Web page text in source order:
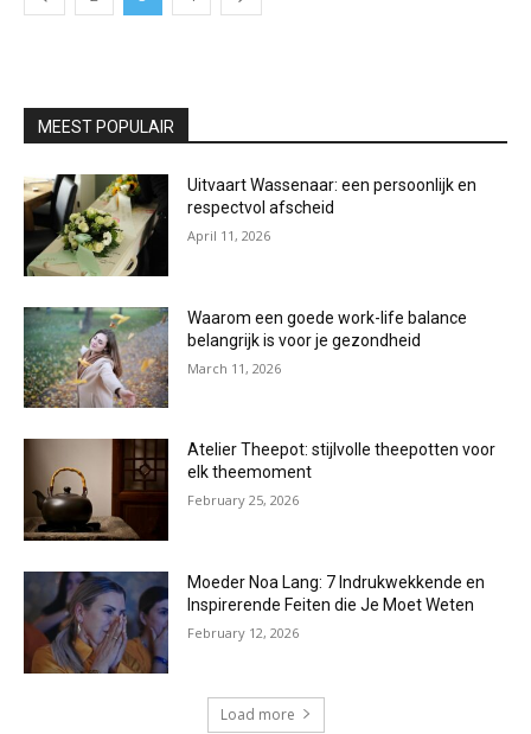
MEEST POPULAIR
Uitvaart Wassenaar: een persoonlijk en
respectvol afscheid
April 11, 2026
Waarom een goede work-life balance
belangrijk is voor je gezondheid
March 11, 2026
Atelier Theepot: stijlvolle theepotten voor
elk theemoment
February 25, 2026
Moeder Noa Lang: 7 Indrukwekkende en
Inspirerende Feiten die Je Moet Weten
February 12, 2026
Load more